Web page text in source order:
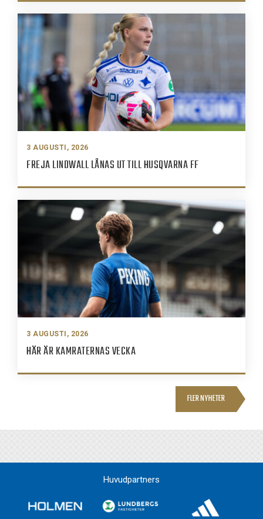
3 AUGUSTI, 2026
FREJA LINDWALL LÅNAS UT TILL HUSQVARNA FF
3 AUGUSTI, 2026
HÄR ÄR KAMRATERNAS VECKA
FLER NYHETER
Huvudpartners